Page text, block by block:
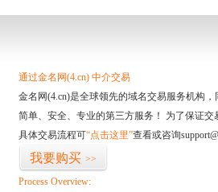
通过金名网(4.cn) 中介交易
金名网(4.cn)是全球领先的域名交易服务机构
简单、安全、专业的第三方服务！ 为了保证
具体交易流程可“点击这里”查看或咨询
我要购买 >>
Process Overview: